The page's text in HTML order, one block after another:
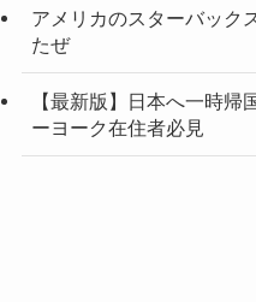
アメリカのスターバック
たぜ
【最新版】日本へ一時帰
ーヨーク在住者必見